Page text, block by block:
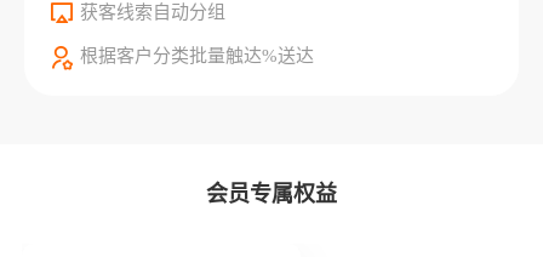
获客线索自动分组
根据客户分类批量触达%送达
会员专属权益